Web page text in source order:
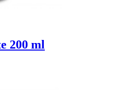
200 ml